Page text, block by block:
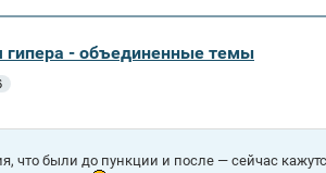
гипера - объединенные темы
что были до пункции и после — сейчас